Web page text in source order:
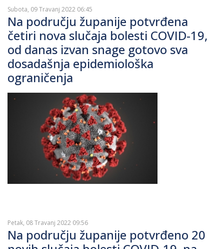
Subota, 09 Travanj 2022 06:45
Na području županije potvrđena
četiri nova slučaja bolesti COVID-19,
od danas izvan snage gotovo sva
dosadašnja epidemiološka
ograničenja
Petak, 08 Travanj 2022 09:56
Na području županije potvrđeno 20